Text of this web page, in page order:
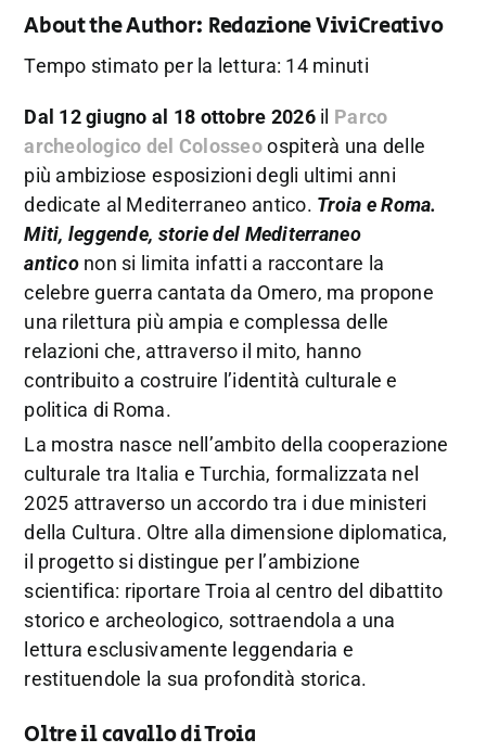
About the Author: Redazione ViviCreativo
Tempo stimato per la lettura: 14 minuti
Dal 12 giugno al 18 ottobre 2026il Parco
archeologico del Colosseoospiterà una delle
più ambiziose esposizioni degli ultimi anni
dedicate al Mediterraneo antico. Troia e Roma.
Miti, leggende, storie del Mediterraneo
anticonon si limita infatti a raccontare la
celebre guerra cantata da Omero, ma propone
una rilettura più ampia e complessa delle
relazioni che, attraverso il mito, hanno
contribuito a costruire l’identità culturale e
politica di Roma.
La mostra nasce nell’ambito della cooperazione
culturale tra Italia e Turchia, formalizzata nel
2025 attraverso un accordo tra i due ministeri
della Cultura. Oltre alla dimensione diplomatica,
il progetto si distingue per l’ambizione
scientifica: riportare Troia al centro del dibattito
storico e archeologico, sottraendola a una
lettura esclusivamente leggendaria e
restituendole la sua profondità storica.
Oltre il cavallo di Troia